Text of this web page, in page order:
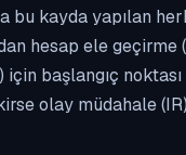
kayda yapılan
hesap ele
başlangıç
olay müdahale